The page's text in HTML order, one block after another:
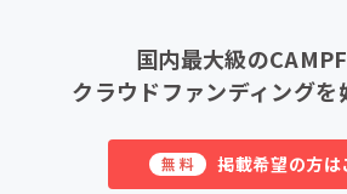
国内最大級の
クラウドファンディングを
無料 掲載希望の方は